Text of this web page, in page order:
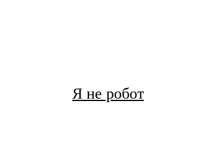
Я не робот